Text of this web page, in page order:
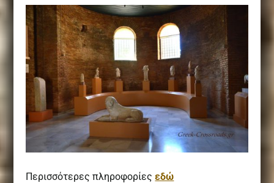
Περισσότερες πληροφορίεςεδώ